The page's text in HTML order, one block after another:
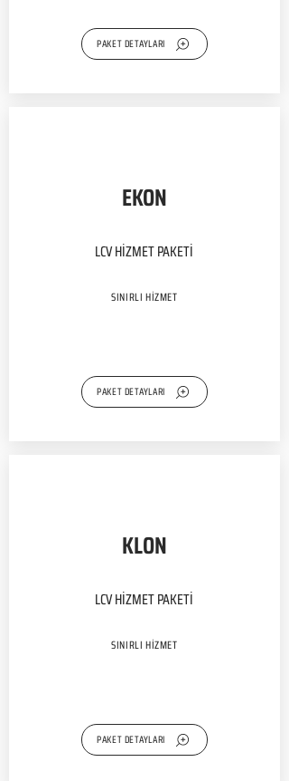
PAKET DETAYLARI
EKON
LCV HİZMET PAKETİ
SINIRLI HİZMET
PAKET DETAYLARI
KLON
LCV HİZMET PAKETİ
SINIRLI HİZMET
PAKET DETAYLARI